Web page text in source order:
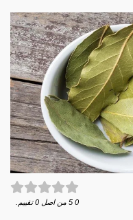
0
5 من اصل 0 تقييم.